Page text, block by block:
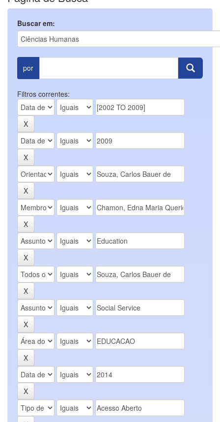
Buscar em:
por
Filtros correntes: